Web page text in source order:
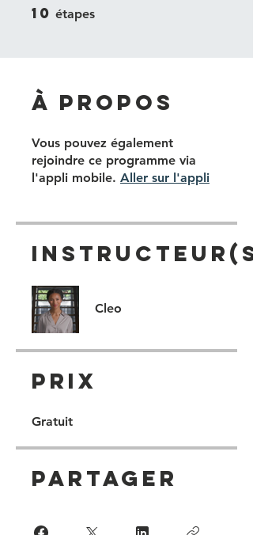
10 étapes
À propos
Vous pouvez également
rejoindre ce programme via
l'appli mobile. Aller sur l'appli
Cleo
Prix
Gratuit
Partager